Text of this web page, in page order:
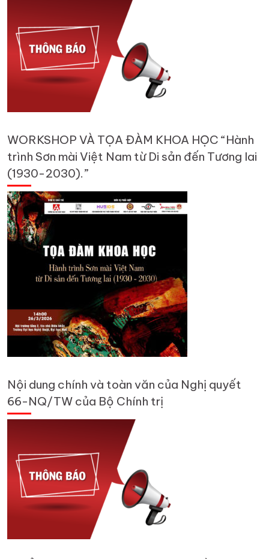
WORKSHOP VÀ TỌA ĐÀM KHOA HỌC “Hành
trình Sơn mài Việt Nam từ Di sản đến Tương lai
(1930-2030).”
Nội dung chính và toàn văn của Nghị quyết
66-NQ/TW của Bộ Chính trị